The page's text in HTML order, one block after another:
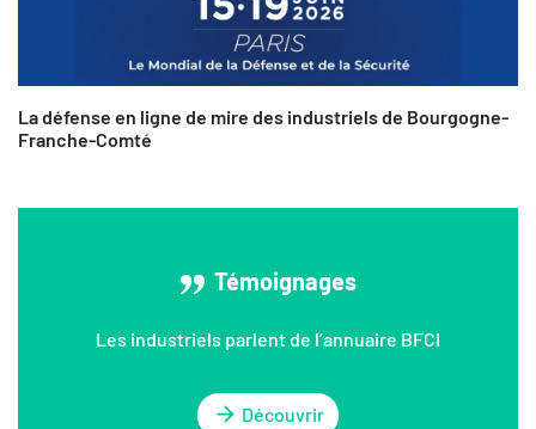
La défense en ligne de mire des industriels de Bourgogne-
Franche-Comté
Témoignages
Les industriels parlent de l’annuaire BFCI
Découvrir